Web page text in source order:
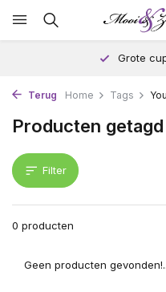
Grote
Terug Home Tags
Producten
Filter
0 producten
Geen producten